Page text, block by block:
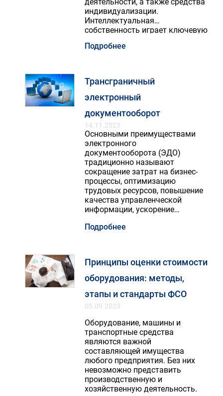
индивидуализации.
Интеллектуальная
собственность играет ключевую
особенно в инновационных
определяется ее уникальными
разработками и ноу-хау.
Подробнее
Трансграничный
электронный
документооборот
14.11.2023
Основными преимуществами
электронного
документооборота (ЭДО)
традиционно называют
сокращение затрат на бизнес-
процессы, оптимизацию
трудовых ресурсов, повышение
качества управленческой
информации, ускорение
средств.
Подробнее
Принципы оценки стоимости
оборудования: методы,
этапы и стандарты ФСО
05.09.2023
Оборудование, машины и
транспортные средства
являются важной
составляющей имущества
любого предприятия. Без них
невозможно представить
производственную и
хозяйственную деятельность.